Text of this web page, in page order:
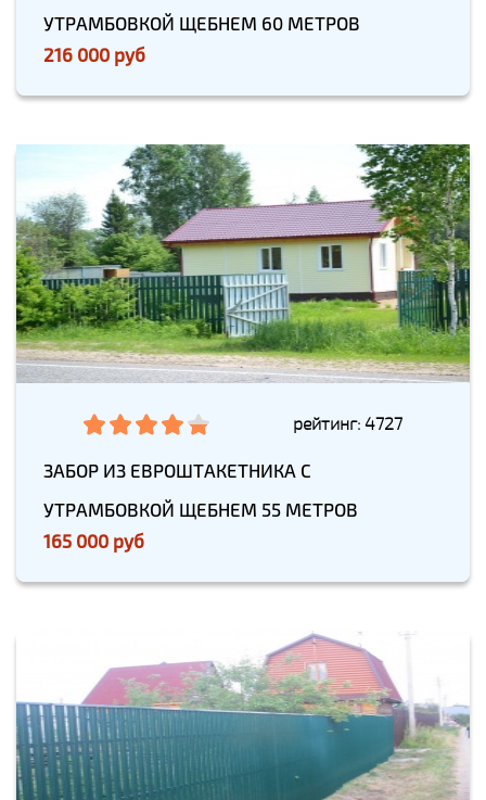
УТРАМБОВКОЙ ЩЕБНЕМ 60 МЕТРОВ
216 000 руб
рейтинг: 4727
ЗАБОР ИЗ ЕВРОШТАКЕТНИКА С
УТРАМБОВКОЙ ЩЕБНЕМ 55 МЕТРОВ
165 000 руб